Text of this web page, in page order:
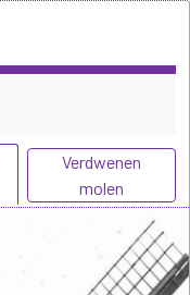
Verdwenen
molen